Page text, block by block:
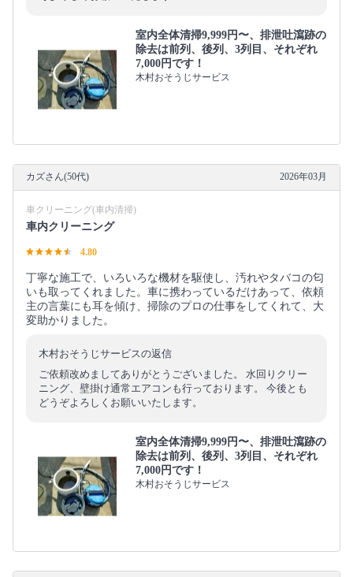
室内全体清掃9,999円〜、排泄吐瀉跡の
除去は前列、後列、3列目、それぞれ
7,000円です！
木村おそうじサービス
カズさん(50代) 2026年03月
車クリーニング(車内清掃)
車内クリーニング
4.80
丁寧な施工で、いろいろな機材を駆使し、汚れやタバコの匂
いも取ってくれました。車に携わっているだけあって、依頼
主の言葉にも耳を傾け、掃除のプロの仕事をしてくれて、大
変助かりました。
木村おそうじサービスの返信
ご依頼改めましてありがとうございました。 水回りクリー
ニング、壁掛け通常エアコンも行っております。 今後とも
どうぞよろしくお願いいたします。
室内全体清掃9,999円〜、排泄吐瀉跡の
除去は前列、後列、3列目、それぞれ
7,000円です！
木村おそうじサービス